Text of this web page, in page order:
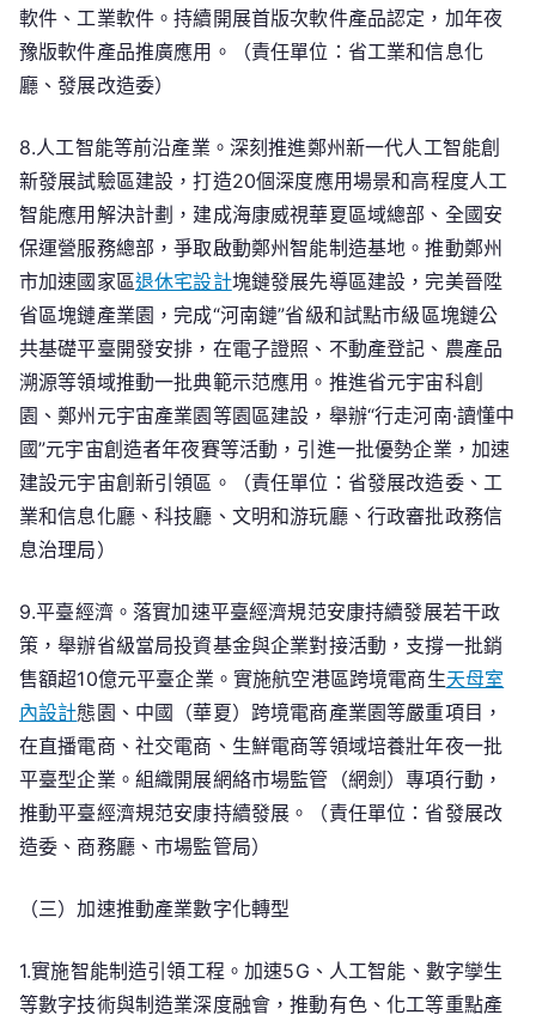
軟件、工業軟件。持續開展首版次軟件產品認定，加年夜
豫版軟件產品推廣應用。（責任單位：省工業和信息化
廳、發展改造委）
8.人工智能等前沿產業。深刻推進鄭州新一代人工智能創
新發展試驗區建設，打造20個深度應用場景和高程度人工
智能應用解決計劃，建成海康威視華夏區域總部、全國安
保運營服務總部，爭取啟動鄭州智能制造基地。推動鄭州
市加速國家區退休宅設計塊鏈發展先導區建設，完美晉陞
省區塊鏈產業園，完成“河南鏈”省級和試點市級區塊鏈公
共基礎平臺開發安排，在電子證照、不動產登記、農產品
溯源等領域推動一批典範示范應用。推進省元宇宙科創
園、鄭州元宇宙產業園等園區建設，舉辦“行走河南·讀懂中
國”元宇宙創造者年夜賽等活動，引進一批優勢企業，加速
建設元宇宙創新引領區。（責任單位：省發展改造委、工
業和信息化廳、科技廳、文明和游玩廳、行政審批政務信
息治理局）
9.平臺經濟。落實加速平臺經濟規范安康持續發展若干政
策，舉辦省級當局投資基金與企業對接活動，支撐一批銷
售額超10億元平臺企業。實施航空港區跨境電商生天母室
內設計態園、中國（華夏）跨境電商產業園等嚴重項目，
在直播電商、社交電商、生鮮電商等領域培養壯年夜一批
平臺型企業。組織開展網絡市場監管（網劍）專項行動，
推動平臺經濟規范安康持續發展。（責任單位：省發展改
造委、商務廳、市場監管局）
（三）加速推動產業數字化轉型
1.實施智能制造引領工程。加速5G、人工智能、數字孿生
等數字技術與制造業深度融會，推動有色、化工等重點產